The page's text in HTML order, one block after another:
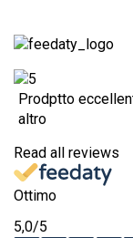
Prodptto
altro
Read all reviews
Ottimo
5,0/5